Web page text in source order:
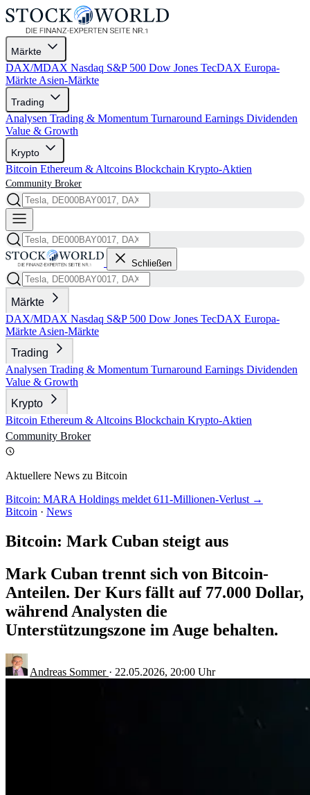
Märkte
DAX/MDAX Nasdaq S&P 500 Dow Jones TecDAX Europa-
Märkte Asien-Märkte
Trading
Analysen Trading & Momentum Turnaround Earnings Dividenden
Value & Growth
Krypto
Bitcoin Ethereum & Altcoins Blockchain Krypto-Aktien
Community Broker
Schließen
Märkte
DAX/MDAX Nasdaq S&P 500 Dow Jones TecDAX Europa-
Märkte Asien-Märkte
Trading
Analysen Trading & Momentum Turnaround Earnings Dividenden
Value & Growth
Krypto
Bitcoin Ethereum & Altcoins Blockchain Krypto-Aktien
Community Broker
Aktuellere News zu Bitcoin
Bitcoin: MARA Holdings meldet 611-Millionen-Verlust →
Bitcoin · News
Bitcoin: Mark Cuban steigt aus
Mark Cuban trennt sich von Bitcoin-
Anteilen. Der Kurs fällt auf 77.000 Dollar,
während Analysten die
Unterstützungszone im Auge behalten.
Andreas Sommer · 22.05.2026, 20:00 Uhr